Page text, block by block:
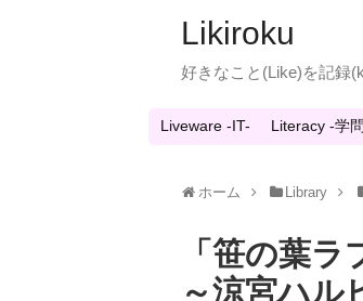
Likiroku
好きなこと(Like)を記録
Liveware -IT- Literacy -学
ホーム Library
「笹の葉
～涼宮ハル